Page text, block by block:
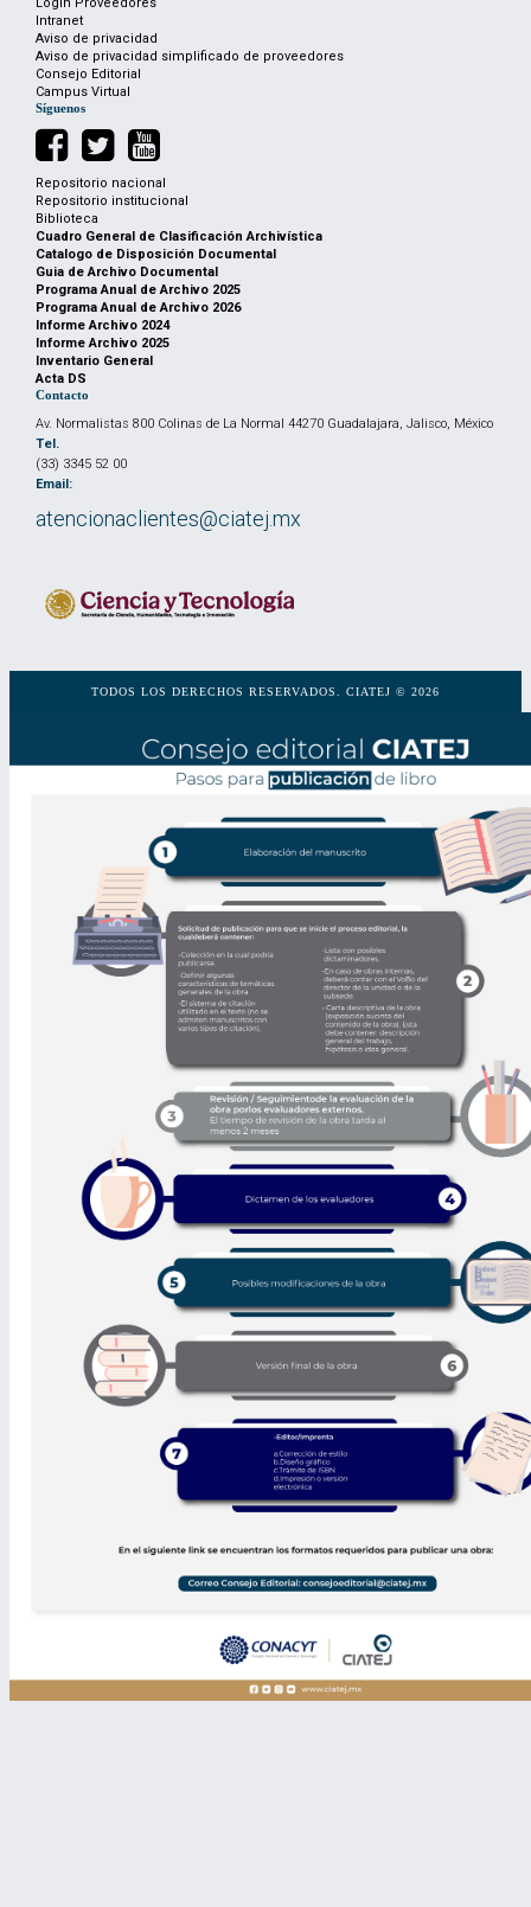
Intranet
Aviso de privacidad
Aviso de privacidad simplificado de proveedores
Consejo Editorial
Campus Virtual
Síguenos
Repositorio nacional
Repositorio institucional
Biblioteca
Cuadro General de Clasificación Archivística
Catalogo de Disposición Documental
Guia de Archivo Documental
Programa Anual de Archivo 2025
Programa Anual de Archivo 2026
Informe Archivo 2024
Informe Archivo 2025
Inventario General
Acta DS
Contacto
Av. Normalistas 800 Colinas de La Normal 44270 Guadalajara, Jalisco, México
Tel.
(33) 3345 52 00
Email:
atencionaclientes@ciatej.mx
TODOS LOS DERECHOS RESERVADOS. CIATEJ © 2026